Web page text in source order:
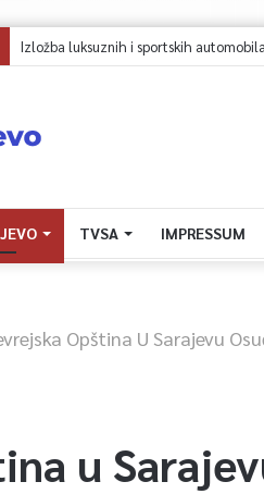
Izložba luksuznih i sportskih
TVSA IMPRESSUM
Opština U Sarajevu
u